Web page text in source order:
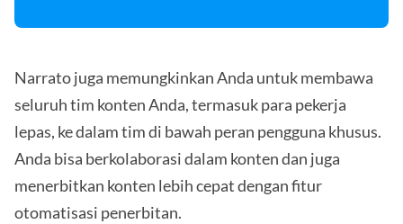
Narrato juga memungkinkan Anda untuk membawa
seluruh tim konten Anda, termasuk para pekerja
lepas, ke dalam tim di bawah peran pengguna khusus.
Anda bisa berkolaborasi dalam konten dan juga
menerbitkan konten lebih cepat dengan fitur
otomatisasi penerbitan.